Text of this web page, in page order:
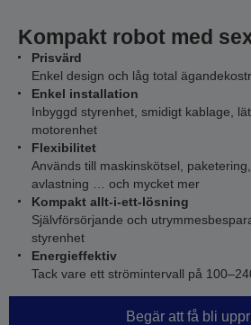
Kompakt robot med
Prisvärd
Enkel design och låg total
Enkel installation
Inbyggd styrenhet, smidigt kablage,
motorenhet
Flexibilitet
Används till maskinskötsel,
avlastning … och mycket mer
Kompakt allt-i-ett-lösning
Självförsörjande och
styrenhet
Energieffektiv
Tack vare ett strömintervall på
Begär att få bli